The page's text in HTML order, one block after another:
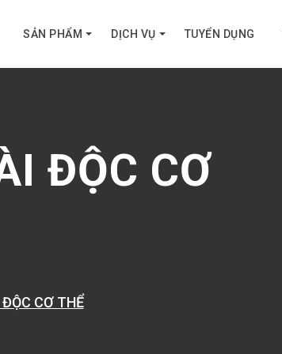
SẢN PHẨM DỊCH VỤ TUYỂN DỤNG
ĐỘC CƠ
CƠ THỂ